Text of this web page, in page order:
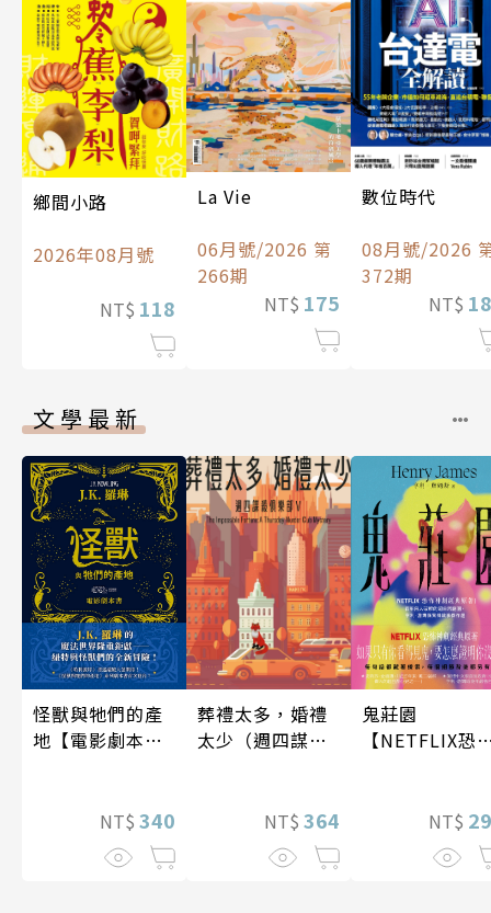
鄉間小路
2026年08月號
NT$ 118
La Vie
06月號/2026 第
266期
NT$ 175
數位時代
08月號/2026
372期
NT$
文學最新
怪獸與牠們的產
地【電影劇本
NT$ 340
葬禮太多，婚禮
太少（週四謀殺
NT$ 364
鬼莊園
【NETFLIX恐
NT$